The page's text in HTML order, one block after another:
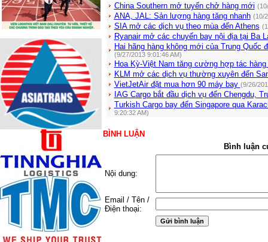
China Southern mở tuyến chở hàng mới
ANA, JAL: Sản lượng hàng tăng nhanh (10/
SIA mở các dịch vụ theo mùa đến Athens
Ryanair mở các chuyến bay nội địa tại Ba
Hai hãng hàng không mới của Trung Quốc
(9/27/2013 9:01:46 AM)
Hoa Kỳ-Việt Nam tăng cường hợp tác
KLM mở các dịch vụ thường xuyên đến
VietJetAir đặt mua hơn 90 máy bay (9/26/
IAG Cargo bắt đầu dịch vụ đến Chengdu,
Turkish Cargo bay đến Singapore qua
9:20:32 AM)
BÌNH LUẬN
Bình luận
Nội dung:
Email / Tên /
Điện thoại: